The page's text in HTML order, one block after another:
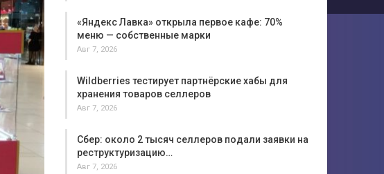
«Яндекс Лавка» открыла первое кафе: 70%
меню — собственные марки
Авг 7, 2026
Wildberries тестирует партнёрские хабы для
хранения товаров селлеров
Авг 7, 2026
Сбер: около 2 тысяч селлеров подали заявки на
реструктуризацию…
Авг 7, 2026